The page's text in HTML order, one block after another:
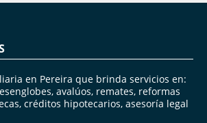
en Pereira que brinda servicios en:
avalúos, remates, reformas
créditos hipotecarios, asesoría legal